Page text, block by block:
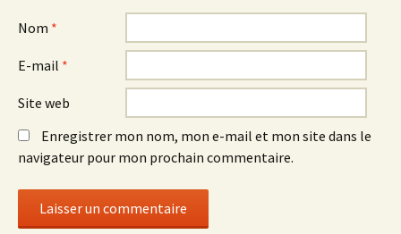
Nom *
E-mail *
Site web
Enregistrer mon nom, mon e-mail et mon site dans le
navigateur pour mon prochain commentaire.